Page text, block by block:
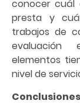
conocer cuál
presta y
trabajos de
evaluación
elementos
nivel de
Conclusiones